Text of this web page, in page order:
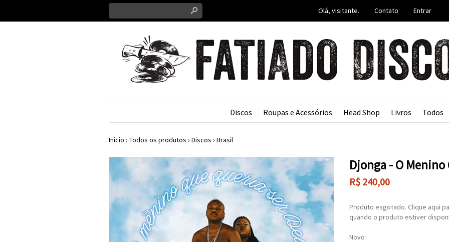
s Olá, visitante. Contato Entrar
Discos Roupas e Acessórios Head Shop Livros Todos
Início › Todos os produtos › Discos › Brasil
Djonga - O Menino
R$ 240,00
Produto esgotado. Clique aqui
quando o produto estiver
Novo